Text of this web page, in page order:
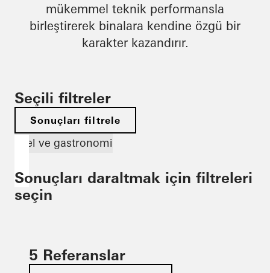
mükemmel teknik performansla
birleştirerek binalara kendine özgü bir
karakter kazandırır.
Seçili filtreler
Sonuçları filtrele
Otel ve gastronomi
Sonuçları daraltmak için filtreleri
seçin
5 Referanslar